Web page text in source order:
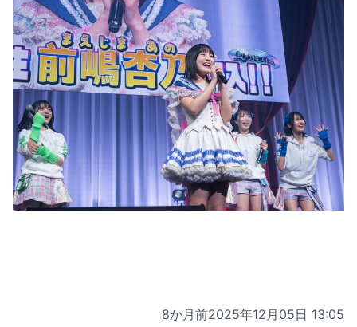
8か月前2025年12月05日 13:05